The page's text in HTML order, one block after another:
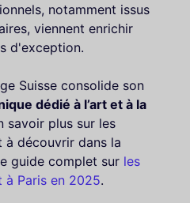
notamment issus
viennent enrichir
d'exception.
Suisse consolide son
dédié à l’art et à la
savoir plus sur les
à découvrir dans la
guide complet sur les
à Paris en 2025.